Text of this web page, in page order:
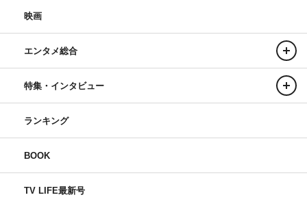
映画
エンタメ総合
特集・インタビュー
ランキング
BOOK
TV LIFE最新号